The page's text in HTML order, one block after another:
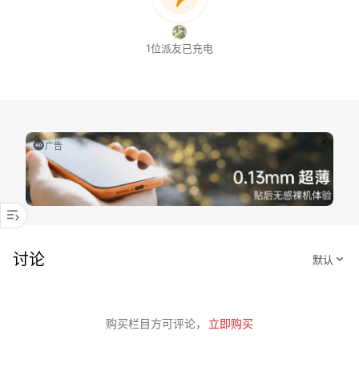
1位派友已充电
广告
讨论
购买栏目方可评论， 立即购买